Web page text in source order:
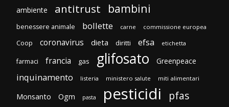
ambiente antitrust bambini
benessere animale bollette carne commissione europea
Coop coronavirus dieta diritti efsa etichetta
farmaci francia gas glifosato Greenpeace
inquinamento listeria ministero salute miti alimentari
Monsanto Ogm pasta pesticidi pfas